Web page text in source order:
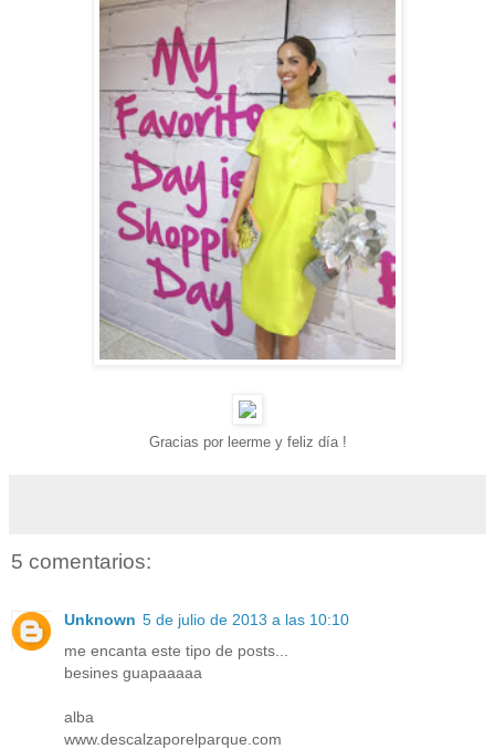
Gracias por leerme y feliz día !
5 comentarios:
Unknown 5 de julio de 2013 a las 10:10
me encanta este tipo de posts...
besines guapaaaaa
alba
www.descalzaporelparque.com